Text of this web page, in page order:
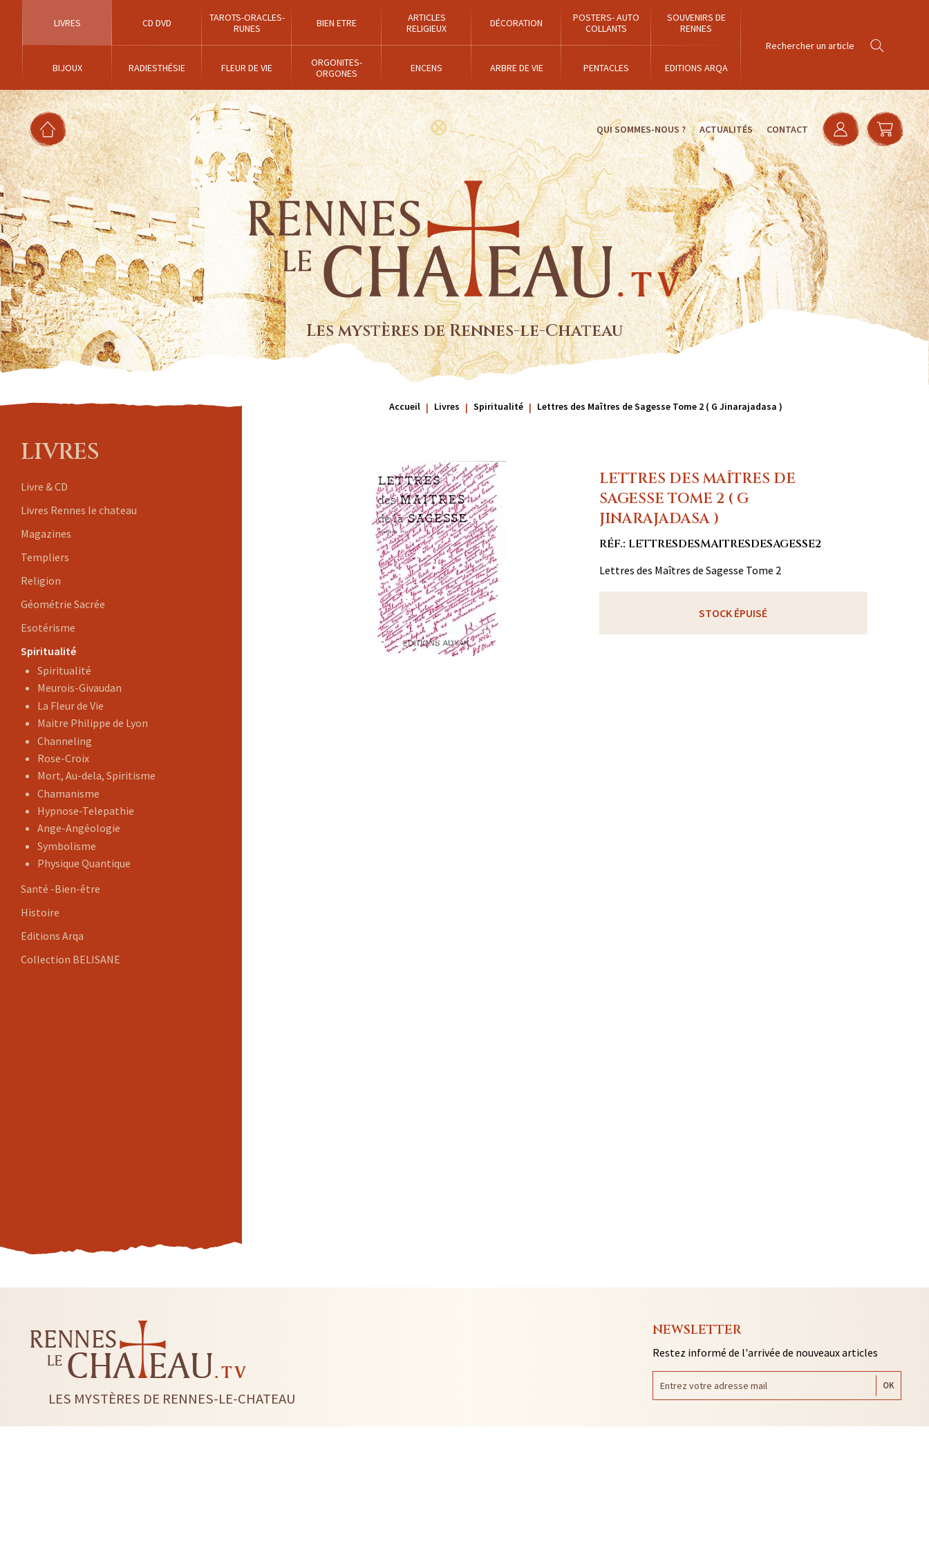
LIVRES CD DVD
TAROTS-ORACLES-
RUNES
BIEN ETRE
ARTICLES
RELIGIEUX
DÉCORATION
POSTERS- AUTO
COLLANTS
SOUVENIRS DE
RENNES
BIJOUX RADIESTHÉSIE FLEUR DE VIE
ORGONITES-
ORGONES
ENCENS ARBRE DE VIE PENTACLES EDITIONS ARQA
QUI SOMMES-NOUS ? ACTUALITÉS CONTACT
Les mystères de Rennes-le-Chateau
LIVRES
Livre & CD
Livres Rennes le chateau
Magazines
Templiers
Religion
Géométrie Sacrée
Esotérisme
Spiritualité
Spiritualité
Meurois-Givaudan
La Fleur de Vie
Maitre Philippe de Lyon
Channeling
Rose-Croix
Mort, Au-dela, Spiritisme
Chamanisme
Hypnose-Telepathie
Ange-Angéologie
Symbolisme
Physique Quantique
Santé -Bien-être
Histoire
Editions Arqa
Collection BELISANE
Accueil Livres Spiritualité Lettres des Maîtres de Sagesse Tome 2 ( G Jinarajadasa )
LETTRES DES MAÎTRES DE
SAGESSE TOME 2 ( G
JINARAJADASA )
RÉF.: LETTRESDESMAITRESDESAGESSE2
Lettres des Maîtres de Sagesse Tome 2
STOCK ÉPUISÉ
LES MYSTÈRES DE RENNES-LE-CHATEAU
NEWSLETTER
Restez informé de l'arrivée de nouveaux articles